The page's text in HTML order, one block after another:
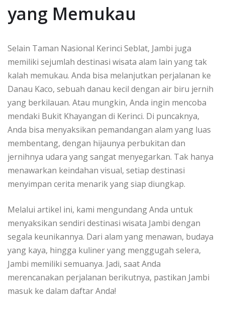
yang Memukau
Selain Taman Nasional Kerinci Seblat, Jambi juga
memiliki sejumlah destinasi wisata alam lain yang tak
kalah memukau. Anda bisa melanjutkan perjalanan ke
Danau Kaco, sebuah danau kecil dengan air biru jernih
yang berkilauan. Atau mungkin, Anda ingin mencoba
mendaki Bukit Khayangan di Kerinci. Di puncaknya,
Anda bisa menyaksikan pemandangan alam yang luas
membentang, dengan hijaunya perbukitan dan
jernihnya udara yang sangat menyegarkan. Tak hanya
menawarkan keindahan visual, setiap destinasi
menyimpan cerita menarik yang siap diungkap.
Melalui artikel ini, kami mengundang Anda untuk
menyaksikan sendiri destinasi wisata Jambi dengan
segala keunikannya. Dari alam yang menawan, budaya
yang kaya, hingga kuliner yang menggugah selera,
Jambi memiliki semuanya. Jadi, saat Anda
merencanakan perjalanan berikutnya, pastikan Jambi
masuk ke dalam daftar Anda!